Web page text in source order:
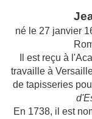
né le 27 janvier
Il est reçu à
travaille à
de tapisseries
En 1738, il est